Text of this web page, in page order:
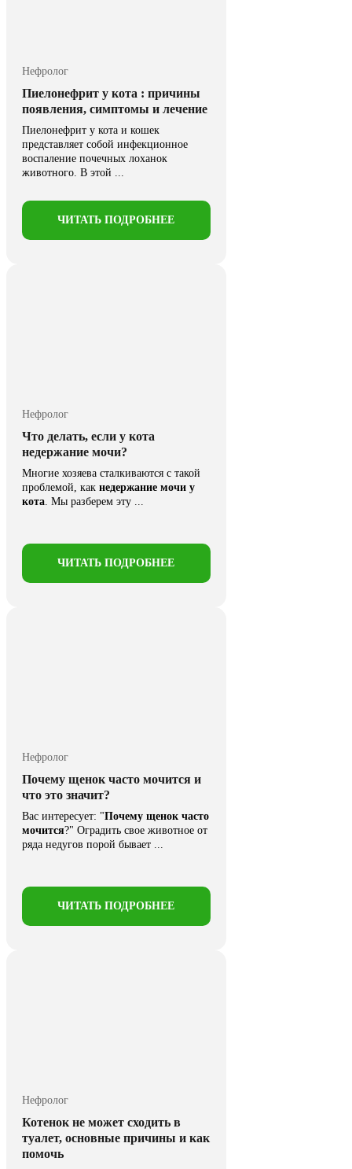
Нефролог
Пиелонефрит у кота : причины
появления, симптомы и лечение
Пиелонефрит у кота и кошек
представляет собой инфекционное
воспаление почечных лоханок
животного. В этой ...
ЧИТАТЬ ПОДРОБНЕЕ
Нефролог
Что делать, если у кота
недержание мочи?
Многие хозяева сталкиваются с такой
проблемой, как недержание мочи у
кота. Мы разберем эту ...
ЧИТАТЬ ПОДРОБНЕЕ
Нефролог
Почему щенок часто мочится и
что это значит?
Вас интересует: "Почему щенок часто
мочится?" Оградить свое животное от
ряда недугов порой бывает ...
ЧИТАТЬ ПОДРОБНЕЕ
Нефролог
Котенок не может сходить в
туалет, основные причины и как
помочь